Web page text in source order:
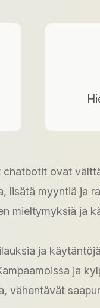
ovat
myyntiä ja
mieltymyksiä ja
ja
ja
vähentävät